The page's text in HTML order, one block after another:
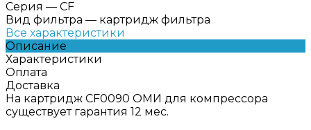
Серия — CF
Вид фильтра — картридж фильтра
Все характеристики
Описание
Характеристики
Оплата
Доставка
На картридж CF0090 ОМИ для компрессора
существует гарантия 12 мес.